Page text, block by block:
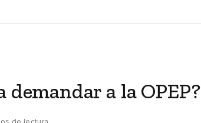
demandar a la OPEP?